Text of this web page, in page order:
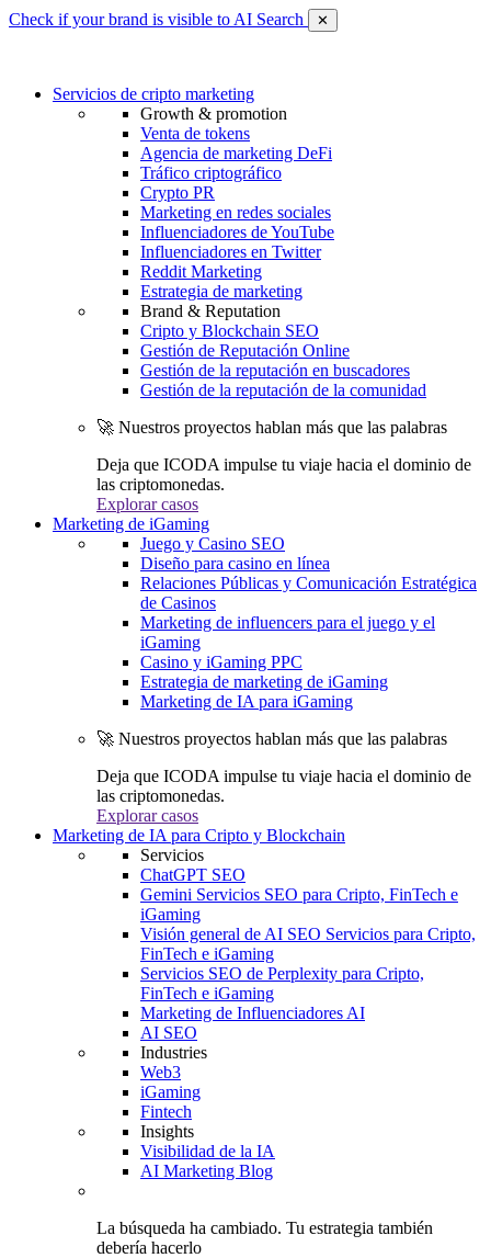
Check if your brand is visible to AI Search ✕
Servicios de cripto marketing
Growth & promotion
Venta de tokens
Agencia de marketing DeFi
Tráfico criptográfico
Crypto PR
Marketing en redes sociales
Influenciadores de YouTube
Influenciadores en Twitter
Reddit Marketing
Estrategia de marketing
Brand & Reputation
Cripto y Blockchain SEO
Gestión de Reputación Online
Gestión de la reputación en buscadores
Gestión de la reputación de la comunidad
🚀 Nuestros proyectos hablan más que las palabras
Deja que ICODA impulse tu viaje hacia el dominio de
las criptomonedas.
Explorar casos
Marketing de iGaming
Juego y Casino SEO
Diseño para casino en línea
Relaciones Públicas y Comunicación Estratégica
de Casinos
Marketing de influencers para el juego y el
iGaming
Casino y iGaming PPC
Estrategia de marketing de iGaming
Marketing de IA para iGaming
🚀 Nuestros proyectos hablan más que las palabras
Deja que ICODA impulse tu viaje hacia el dominio de
las criptomonedas.
Explorar casos
Marketing de IA para Cripto y Blockchain
Servicios
ChatGPT SEO
Gemini Servicios SEO para Cripto, FinTech e
iGaming
Visión general de AI SEO Servicios para Cripto,
FinTech e iGaming
Servicios SEO de Perplexity para Cripto,
FinTech e iGaming
Marketing de Influenciadores AI
AI SEO
Industries
Web3
iGaming
Fintech
Insights
Visibilidad de la IA
AI Marketing Blog
La búsqueda ha cambiado. Tu estrategia también
debería hacerlo